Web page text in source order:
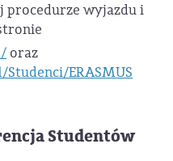
procedurze wyjazdu i
oraz
ERASMUS
Studentów